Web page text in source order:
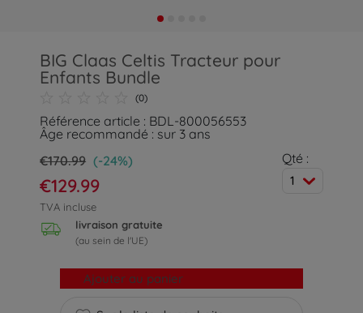
BIG Claas Celtis Tracteur pour
Enfants Bundle
(0)
Référence article : BDL-800056553
Âge recommandé : sur 3 ans
€170.99 (-24%)
€129.99
TVA incluse
livraison gratuite
(au sein de l'UE)
Qté :
1
Ajouter au panier